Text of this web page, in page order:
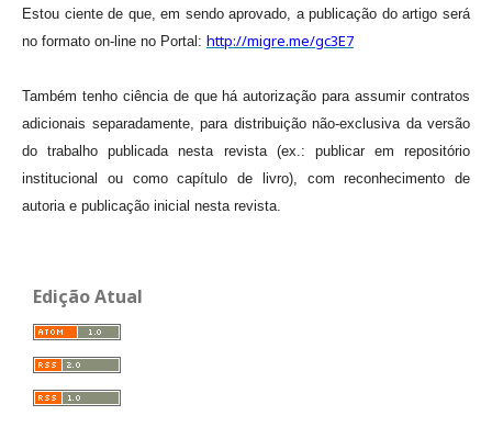
Estou ciente de que, em sendo aprovado, a publicação do artigo será
no formato on-line no Portal: http://migre.me/gc3E7
Também tenho ciência de que há autorização para assumir contratos
adicionais separadamente, para distribuição não-exclusiva da versão
do trabalho publicada nesta revista (ex.: publicar em repositório
institucional ou como capítulo de livro), com reconhecimento de
autoria e publicação inicial nesta revista.
Edição Atual